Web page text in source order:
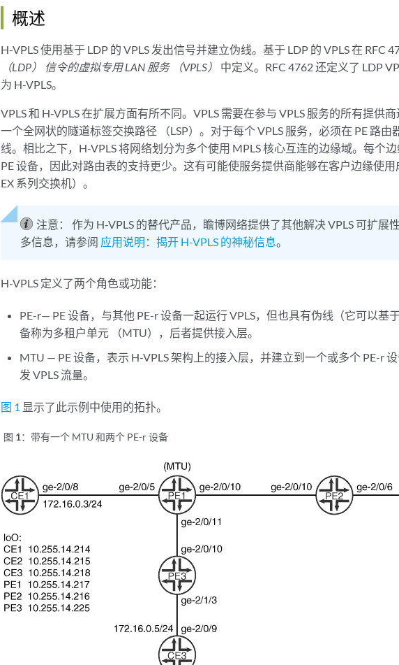
概述
H-VPLS 使用基于 LDP 的 VPLS 发出信号并建立伪线。基于 LDP 的 VPLS 在 RFC
（LDP） 信令的虚拟专用 LAN 服务 （VPLS）
中定义。RFC 4762 还定义了 LDP
为 H-VPLS。
VPLS 和 H-VPLS 在扩展方面有所不同。VPLS 需要在参与 VPLS 服务的所有提供
一个全网状的隧道标签交换路径 （LSP）。对于每个 VPLS 服务，必须在 PE 路
线。相比之下，H-VPLS 将网络划分为多个使用 MPLS 核心互连的边缘域。每个
PE 设备，因此对路由表的支持更少。这有可能使服务提供商能够在客户边缘使
EX 系列交换机）。
注意：
作为 H-VPLS 的替代产品，瞻博网络提供了其他解决 VPLS 可扩展
多信息，请参阅 应用说明：揭开 H-VPLS 的神秘信息。
H-VPLS 定义了两个角色或功能：
PE-r— PE 设备，与其他 PE-r 设备一起运行 VPLS，但也具有伪线（它可以基
备称为多租户单元 （MTU），后者提供接入层。
MTU — PE 设备，表示 H-VPLS 架构上的接入层，并建立到一个或多个 PE-r
发 VPLS 流量。
图 1 显示了此示例中使用的拓扑。
图 1： 带有一个 MTU 和两个 PE-r 设备